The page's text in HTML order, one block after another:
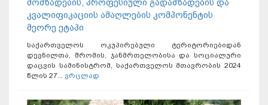
კვალიფიკაციის ამაღლების კომპონენტის
მეორე ეტაპი
საქართველოს ოკუპირებული ტერიტორიებიდან
დევნილთა, შრომის, ჯანმრთელობისა და სოციალური
დაცვის სამინისტრომ, საქართველოს მთავრობის 2024
წლის 27... ვრცლად